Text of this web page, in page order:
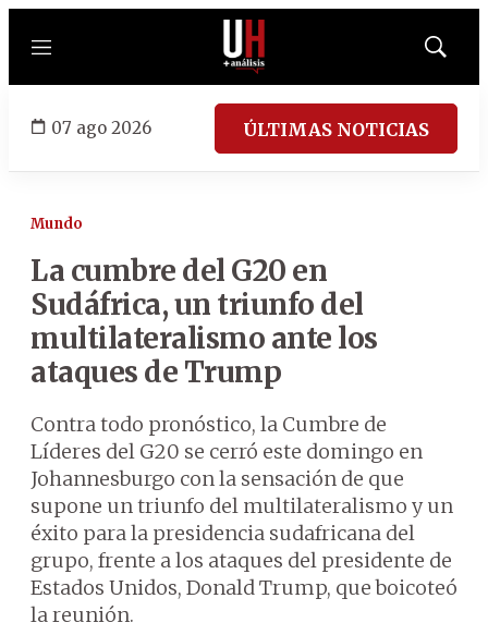
Menú
Mostrar
07 ago 2026 ÚLTIMAS NOTICIAS
Mundo
La cumbre del G20 en
Sudáfrica, un triunfo del
multilateralismo ante los
ataques de Trump
Contra todo pronóstico, la Cumbre de
Líderes del G20 se cerró este domingo en
Johannesburgo con la sensación de que
supone un triunfo del multilateralismo y un
éxito para la presidencia sudafricana del
grupo, frente a los ataques del presidente de
Estados Unidos, Donald Trump, que boicoteó
la reunión.